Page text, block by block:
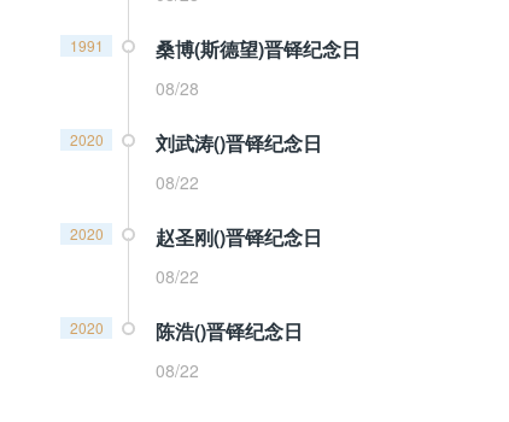
1991 桑博(斯德望)晋铎纪念日
08/28
2020 刘武涛()晋铎纪念日
08/22
2020 赵圣刚()晋铎纪念日
08/22
2020 陈浩()晋铎纪念日
08/22